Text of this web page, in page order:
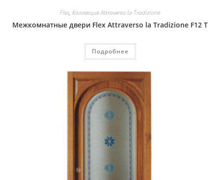
Flex, Коллекция Attraverso la Tradizione
Межкомнатные двери Flex Attraverso la Tradizione F12 T
Подробнее